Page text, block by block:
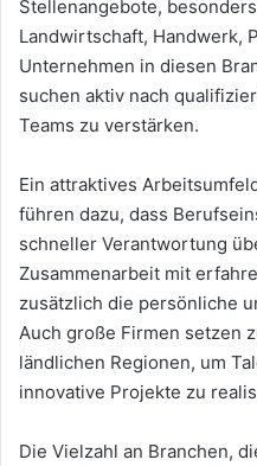
Stellenangebote,
Landwirtschaft, Handwerk,
Unternehmen in diesen
suchen aktiv nach
Teams zu verstärken.
Ein attraktives
führen dazu, dass
schneller Verantwortung
Zusammenarbeit mit
zusätzlich die persönliche
Auch große Firmen setzen
ländlichen Regionen, um
innovative Projekte zu
Die Vielzahl an Branchen,